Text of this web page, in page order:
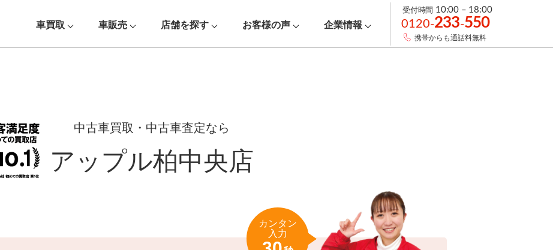
車買取 車販売 店舗を探す お客様の声 企業情報
受付時間 10:00 – 18:00
0120-233-550
携帯からも通話料無料
中古車買取・中古車査定なら
アップル柏中央店
カンタン
入力